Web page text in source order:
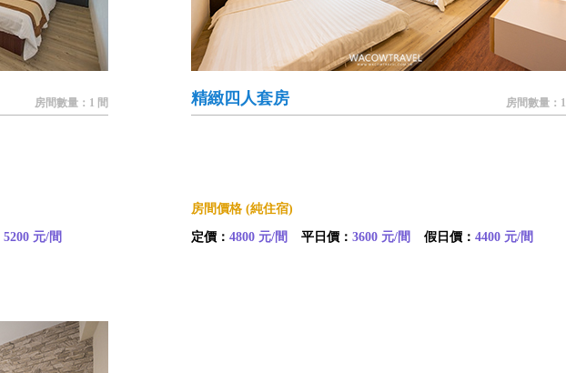
房間數量：1 間
5200 元/間
精緻四人套房 房間數量：
房間價格 (純住宿)
定價： 4800 元/間 平日價： 3600 元/間 假日價： 4400 元/間